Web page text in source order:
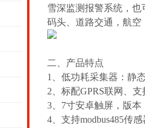
雪深监测报警系统，
码头、道路交通，航
二、产品特点
1、低功耗采集器：静
2、标配GPRS联网、
3、7寸安卓触屏，版
4、支持modbus485传